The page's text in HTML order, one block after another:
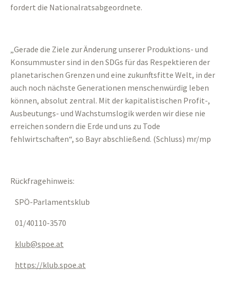
fordert die Nationalratsabgeordnete.
„Gerade die Ziele zur Änderung unserer Produktions- und
Konsummuster sind in den SDGs für das Respektieren der
planetarischen Grenzen und eine zukunftsfitte Welt, in der
auch noch nächste Generationen menschenwürdig leben
können, absolut zentral. Mit der kapitalistischen Profit-,
Ausbeutungs- und Wachstumslogik werden wir diese nie
erreichen sondern die Erde und uns zu Tode
fehlwirtschaften“, so Bayr abschließend. (Schluss) mr/mp
Rückfragehinweis:
SPÖ-Parlamentsklub
01/40110-3570
klub spoe at
https://klub.spoe.at